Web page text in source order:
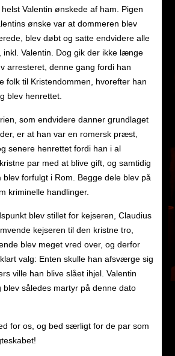
Valentin ønskede af ham. Pigen
ønske var at dommeren blev
blev døbt og satte endvidere alle
inkl. Valentin. Dog gik der ikke længe
arresteret, denne gang fordi han
folk til Kristendommen, hvorefter han
blev henrettet.
som endvidere danner grundlaget
er at han var en romersk præst,
senere henrettet fordi han i al
par med at blive gift, og samtidig
blev forfulgt i Rom. Begge dele blev på
kriminelle handlinger.
blev stillet for kejseren, Claudius
kejseren til den kristne tro,
blev meget vred over, og derfor
valg: Enten skulle han afsværge sig
ville han blive slået ihjel. Valentin
blev således martyr på denne dato
for os, og bed særligt for de par som